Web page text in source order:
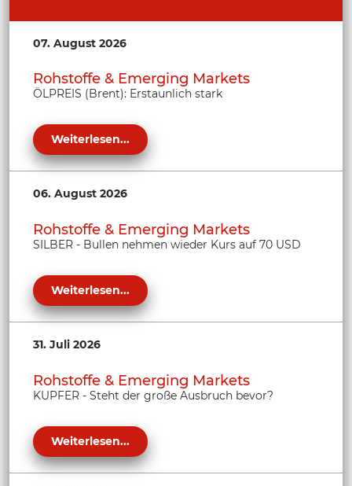
07. August 2026
Rohstoffe & Emerging Markets
ÖLPREIS (Brent): Erstaunlich stark
Weiterlesen...
06. August 2026
Rohstoffe & Emerging Markets
SILBER - Bullen nehmen wieder Kurs auf 70 USD
Weiterlesen...
31. Juli 2026
Rohstoffe & Emerging Markets
KUPFER - Steht der große Ausbruch bevor?
Weiterlesen...